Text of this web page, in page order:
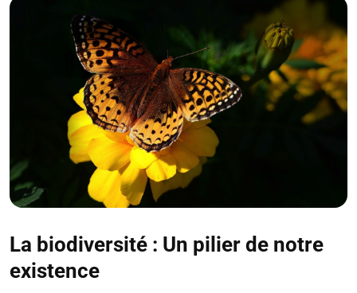
La biodiversité : Un pilier de notre
existence